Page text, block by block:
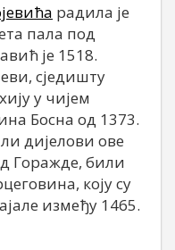
радила је
пала под
је 1518.
сједишту
у чијем
Босна од 1373.
дијелови ове
Горажде, били
коју су
између 1465.